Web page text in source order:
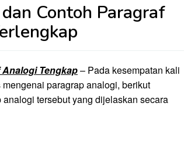
Contoh Paragraf
Tengkap– Pada kesempatan kali
paragrap analogi, berikut
tersebut yang dijelaskan secara